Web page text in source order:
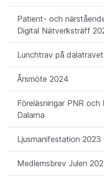
Patient- och
Digital Nätverksträff
Lunchtrav på dalatravet
Årsmöte 2024
Föreläsningar PNR och
Dalarna
Ljusmanifestation 2023
Medlemsbrev Julen